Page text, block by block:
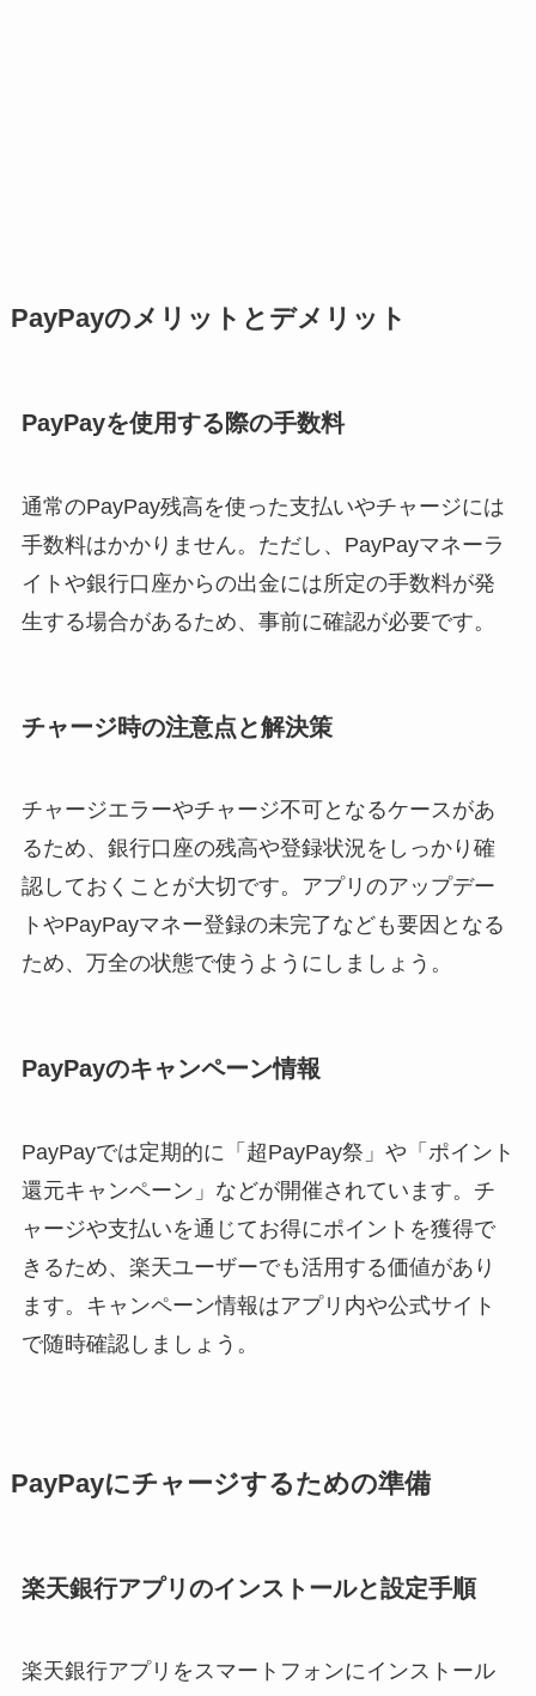
PayPayのメリットとデメリット
PayPayを使用する際の手数料
通常のPayPay残高を使った支払いやチャージには
手数料はかかりません。ただし、PayPayマネーラ
イトや銀行口座からの出金には所定の手数料が発
生する場合があるため、事前に確認が必要です。
チャージ時の注意点と解決策
チャージエラーやチャージ不可となるケースがあ
るため、銀行口座の残高や登録状況をしっかり確
認しておくことが大切です。アプリのアップデー
トやPayPayマネー登録の未完了なども要因となる
ため、万全の状態で使うようにしましょう。
PayPayのキャンペーン情報
PayPayでは定期的に「超PayPay祭」や「ポイント
還元キャンペーン」などが開催されています。チ
ャージや支払いを通じてお得にポイントを獲得で
きるため、楽天ユーザーでも活用する価値があり
ます。キャンペーン情報はアプリ内や公式サイト
で随時確認しましょう。
PayPayにチャージするための準備
楽天銀行アプリのインストールと設定手順
楽天銀行アプリをスマートフォンにインストール